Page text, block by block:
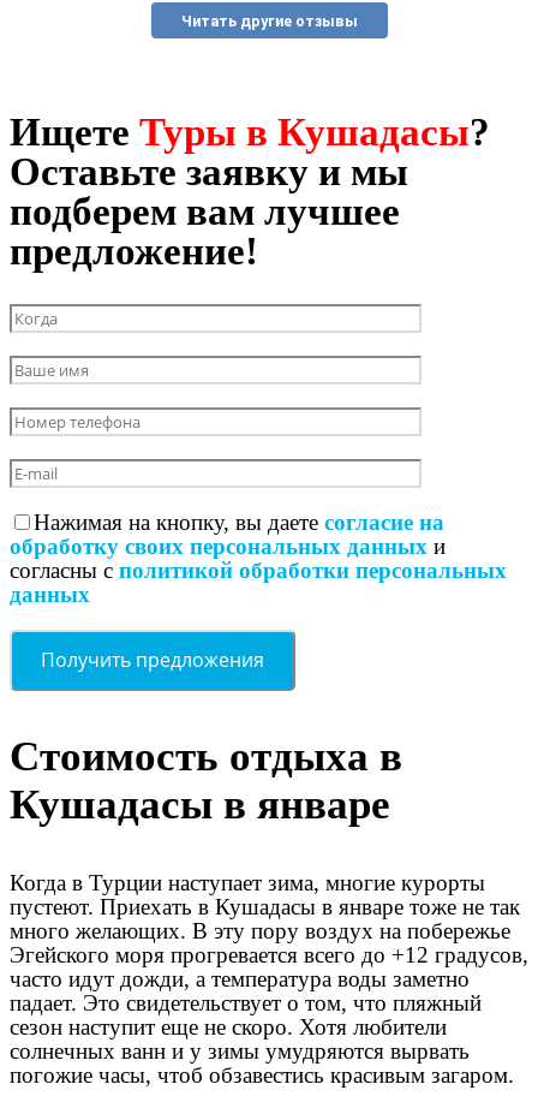
Читать другие отзывы
Ищете Туры в Кушадасы?
Оставьте заявку и мы
подберем вам лучшее
предложение!
Нажимая на кнопку, вы даете согласие на
обработку своих персональных данных и
согласны с политикой обработки персональных
данных
Стоимость отдыха в
Кушадасы в январе
Когда в Турции наступает зима, многие курорты
пустеют. Приехать в Кушадасы в январе тоже не так
много желающих. В эту пору воздух на побережье
Эгейского моря прогревается всего до +12 градусов,
часто идут дожди, а температура воды заметно
падает. Это свидетельствует о том, что пляжный
сезон наступит еще не скоро. Хотя любители
солнечных ванн и у зимы умудряются вырвать
погожие часы, чтоб обзавестись красивым загаром.